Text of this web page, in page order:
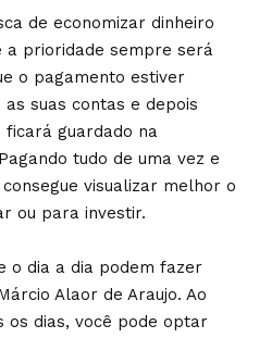
de economizar dinheiro
prioridade sempre será
o pagamento estiver
suas contas e depois
guardado na
tudo de uma vez e
visualizar melhor o
ou para investir.
o dia a dia podem fazer
Alaor de Araujo. Ao
os dias, você pode optar